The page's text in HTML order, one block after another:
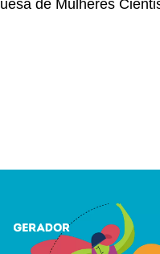
de Mulheres